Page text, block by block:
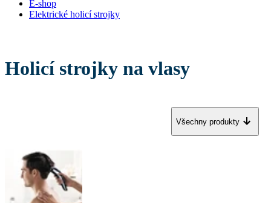
E-shop
Elektrické holicí strojky
Holicí strojky na vlasy
Všechny produkty